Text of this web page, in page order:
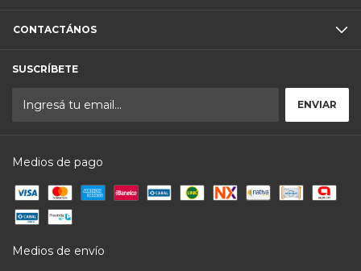
CONTACTÁNOS
SUSCRÍBETE
Medios de pago
Medios de envío